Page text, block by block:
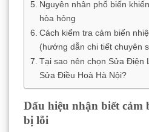
Nguyên nhân phổ biến
hòa hỏng
Cách kiểm tra cảm biến
(hướng dẫn chi tiết chuyên
Tại sao nên chọn Sửa Điện
Sửa Điều Hoà Hà Nội?
Dấu hiệu nhận biết cảm
bị lỗi